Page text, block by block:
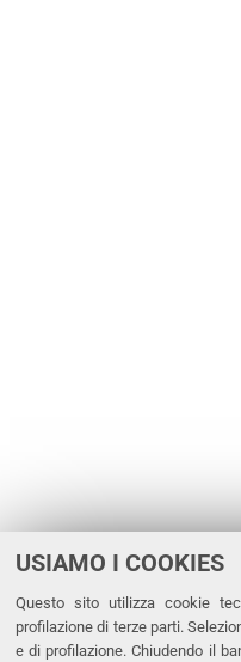
USIAMO I COOKIES
Questo sito utilizza cookie
profilazione di terze parti.
e di profilazione. Chiudendo il